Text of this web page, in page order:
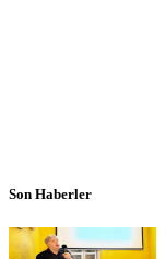
Son Haberler